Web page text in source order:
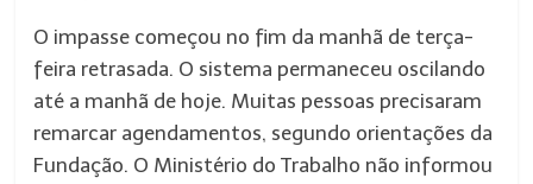
O impasse começou no fim da manhã de terça-
feira retrasada. O sistema permaneceu oscilando
até a manhã de hoje. Muitas pessoas precisaram
remarcar agendamentos, segundo orientações da
Fundação. O Ministério do Trabalho não informou